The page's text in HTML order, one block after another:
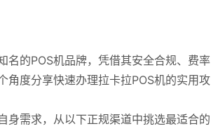
名的POS机品牌，凭借其安全合规、费率
角度分享快速办理拉卡拉POS机的实用攻
身需求，从以下正规渠道中挑选最适合的